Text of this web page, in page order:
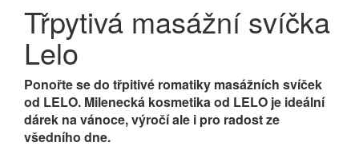
Třpytivá masážní svíčka
Lelo
Ponořte se do třpitivé romatiky masážních svíček
od LELO. Milenecká kosmetika od LELO je ideální
dárek na vánoce, výročí ale i pro radost ze
všedního dne.